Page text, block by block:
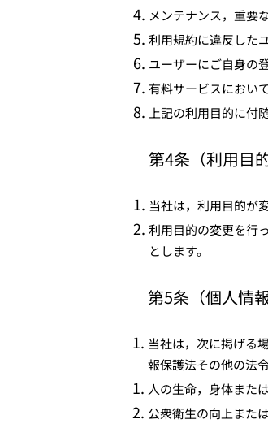
メンテナンス，重要
利用規約に違反した
ユーザーにご自身の
有料サービスにおい
上記の利用目的に付
第4条（利用目
当社は，利用目的が
利用目的の変更を行
とします。
第5条（個人情
当社は，次に掲げる
報保護法その他の法
人の生命，身体また
公衆衛生の向上また